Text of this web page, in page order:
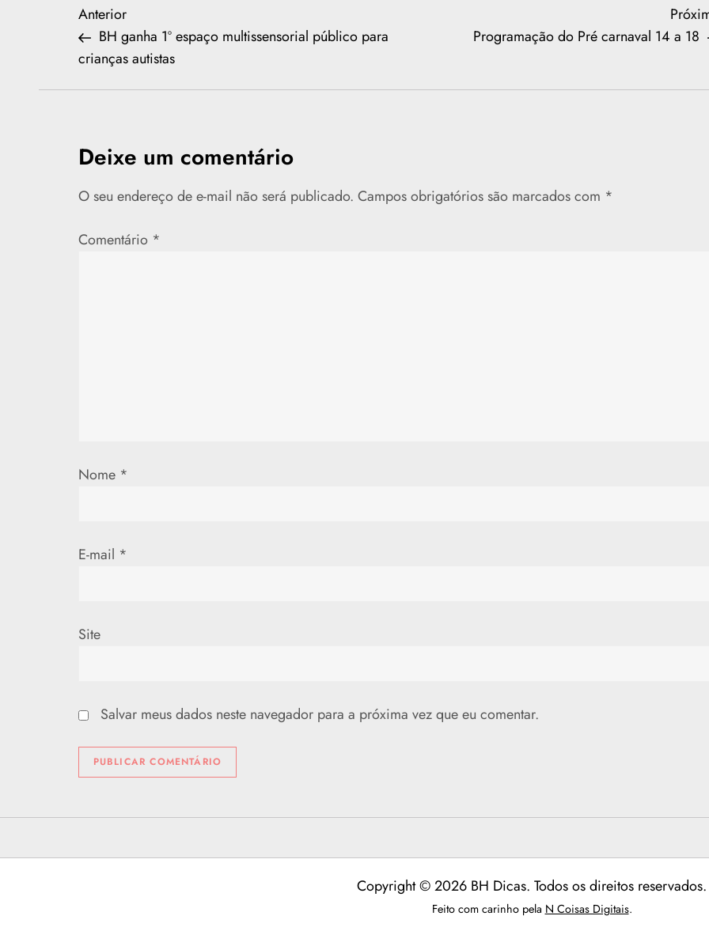
N
a
v
g
a
ç
o
t
Previous
Post
Anterior
BH ganha 1º espaço multissensorial público para
crianças autistas
Programação do Pré carnaval 14 a 18
Deixe um comentário
O seu endereço de e-mail não será publicado. Campos obrigatórios são marcados com *
Comentário *
Nome *
E-mail *
Site
Salvar meus dados neste navegador para a próxima vez que eu comentar.
Copyright © 2026 BH Dicas. Todos os direitos reservados.
Feito com carinho pela N Coisas Digitais.